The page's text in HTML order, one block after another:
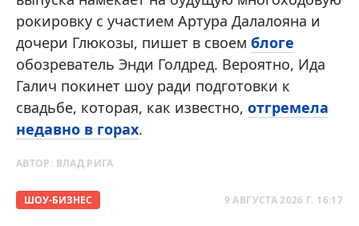
рокировку с участием Артура Далалояна и
дочери Глюкозы, пишет в своем блоге
обозреватель Энди Голдред. Вероятно, Ида
Галич покинет шоу ради подготовки к
свадьбе, которая, как известно, отгремела
недавно в горах.
АВТОР: ВЛАД РИГА
ШОУ-БИЗНЕС 9 АВГУСТА 2026 Г. 16:17